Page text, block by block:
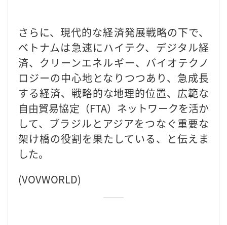
さらに、現代的な経済発展戦略の下で、
ベトナムは急速にハイテク、デジタル経
済、クリーンエネルギー、バイオテクノ
ロジーの中心地となりつつあり、急成長
する経済、戦略的な地理的位置、広範な
自由貿易協定（FTA）ネットワークを活か
して、ブラジルとアジアをつなぐ重要な
架け橋の役割を果たしている、と伝えま
した。
(VOVWORLD)